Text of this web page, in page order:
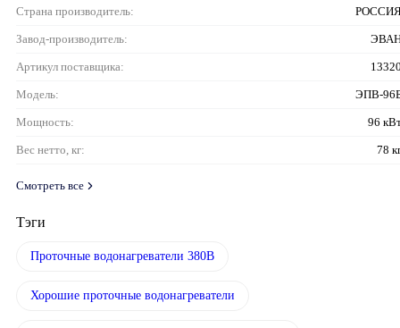
Страна производитель:
Завод-производитель:
Артикул поставщика:
Модель: ЭПВ-
Мощность: 96
Вес нетто, кг: 78
Смотреть все
Тэги
Проточные водонагреватели 380В
Хорошие проточные водонагреватели